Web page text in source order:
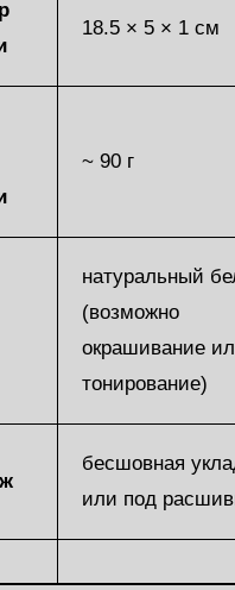
18.5 × 5 × 1 см
~ 90 г
натуральный
(возможно
окрашивание
тонирование)
бесшовная
или под